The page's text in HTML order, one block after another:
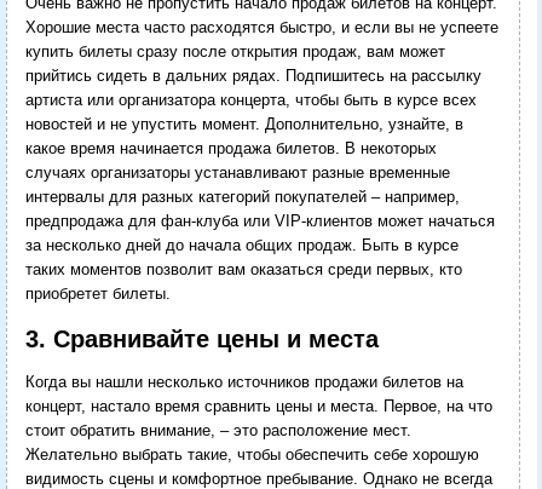
Хорошие места часто расходятся быстро, и если вы не успеете
купить билеты сразу после открытия продаж, вам может
прийтись сидеть в дальних рядах. Подпишитесь на рассылку
артиста или организатора концерта, чтобы быть в курсе всех
новостей и не упустить момент. Дополнительно, узнайте, в
какое время начинается продажа билетов. В некоторых
случаях организаторы устанавливают разные временные
интервалы для разных категорий покупателей – например,
предпродажа для фан-клуба или VIP-клиентов может начаться
за несколько дней до начала общих продаж. Быть в курсе
таких моментов позволит вам оказаться среди первых, кто
приобретет билеты.
3. Сравнивайте цены и места
Когда вы нашли несколько источников продажи билетов на
концерт, настало время сравнить цены и места. Первое, на что
стоит обратить внимание, – это расположение мест.
Желательно выбрать такие, чтобы обеспечить себе хорошую
видимость сцены и комфортное пребывание. Однако не всегда